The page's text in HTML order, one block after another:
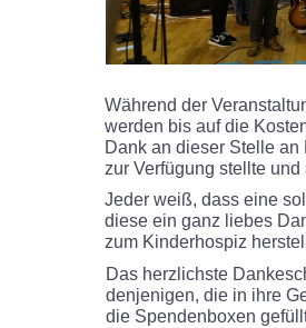
Während der
werden bis auf die
Dank an dieser Stelle an
zur Verfügung stellte
Jeder weiß, dass eine
diese ein ganz liebes
zum Kinderhospiz
Das herzlichste
denjenigen, die in ihre
die Spendenboxen